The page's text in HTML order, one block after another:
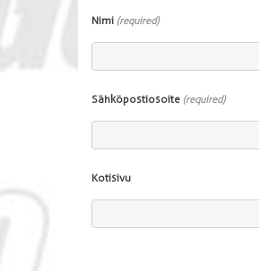
Nimi (required)
Sähköpostiosoite (required)
Kotisivu